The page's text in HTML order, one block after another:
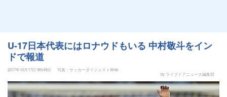
U-17日本代表にはロナウドもいる 中村敬斗をイン
ドで報道
2017年10月17日 5時49分
写真：サッカーダイジェストWeb
by ライブドアニュース編集部